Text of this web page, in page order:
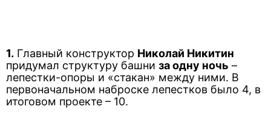
1. Главный конструктор Николай Никитин
придумал структуру башни за одну ночь –
лепестки-опоры и «стакан» между ними. В
первоначальном наброске лепестков было 4, в
итоговом проекте – 10.